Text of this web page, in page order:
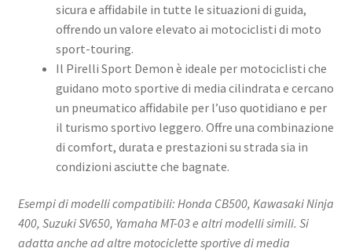
sicura e affidabile in tutte le situazioni di guida,
offrendo un valore elevato ai motociclisti di moto
sport-touring.
Il Pirelli Sport Demon è ideale per motociclisti che
guidano moto sportive di media cilindrata e cercano
un pneumatico affidabile per l’uso quotidiano e per
il turismo sportivo leggero. Offre una combinazione
di comfort, durata e prestazioni su strada sia in
condizioni asciutte che bagnate.
Esempi di modelli compatibili: Honda CB500, Kawasaki Ninja
400, Suzuki SV650, Yamaha MT-03 e altri modelli simili. Si
adatta anche ad altre motociclette sportive di media